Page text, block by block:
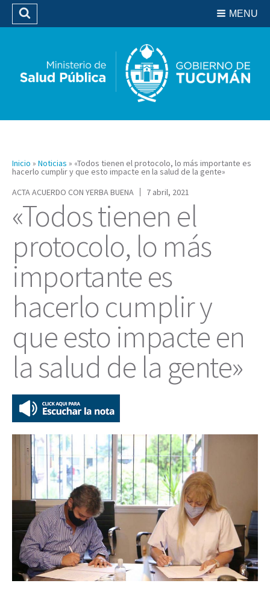
Biblioteca
MENU
Buscar
Inicio » Noticias » «Todos tienen el protocolo, lo más importante es
hacerlo cumplir y que esto impacte en la salud de la gente»
ACTA ACUERDO CON YERBA BUENA
7 abril, 2021
«Todos tienen el
protocolo, lo más
importante es
hacerlo cumplir y
que esto impacte en
la salud de la gente»